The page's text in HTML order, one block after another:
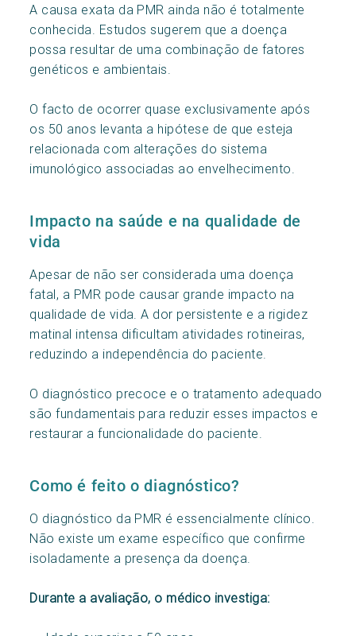
A causa exata da PMR ainda não é totalmente
conhecida. Estudos sugerem que a doença
possa resultar de uma combinação de fatores
genéticos e ambientais.
O facto de ocorrer quase exclusivamente após
os 50 anos levanta a hipótese de que esteja
relacionada com alterações do sistema
imunológico associadas ao envelhecimento.
Impacto na saúde e na qualidade de
vida
Apesar de não ser considerada uma doença
fatal, a PMR pode causar grande impacto na
qualidade de vida. A dor persistente e a rigidez
matinal intensa dificultam atividades rotineiras,
reduzindo a independência do paciente.
O diagnóstico precoce e o tratamento adequado
são fundamentais para reduzir esses impactos e
restaurar a funcionalidade do paciente.
Como é feito o diagnóstico?
O diagnóstico da PMR é essencialmente clínico.
Não existe um exame específico que confirme
isoladamente a presença da doença.
Durante a avaliação, o médico investiga: